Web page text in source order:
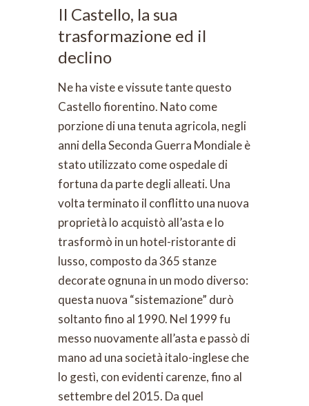
Il Castello, la sua
trasformazione ed il
declino
Ne ha viste e vissute tante questo
Castello fiorentino. Nato come
porzione di una tenuta agricola, negli
anni della Seconda Guerra Mondiale è
stato utilizzato come ospedale di
fortuna da parte degli alleati. Una
volta terminato il conflitto una nuova
proprietà lo acquistò all’asta e lo
trasformò in un hotel-ristorante di
lusso, composto da 365 stanze
decorate ognuna in un modo diverso:
questa nuova “sistemazione” durò
soltanto fino al 1990. Nel 1999 fu
messo nuovamente all’asta e passò di
mano ad una società italo-inglese che
lo gestì, con evidenti carenze, fino al
settembre del 2015. Da quel